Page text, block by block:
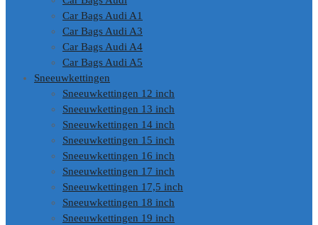
Car Bags Audi A1
Car Bags Audi A3
Car Bags Audi A4
Car Bags Audi A5
Sneeuwkettingen
Sneeuwkettingen 12 inch
Sneeuwkettingen 13 inch
Sneeuwkettingen 14 inch
Sneeuwkettingen 15 inch
Sneeuwkettingen 16 inch
Sneeuwkettingen 17 inch
Sneeuwkettingen 17,5 inch
Sneeuwkettingen 18 inch
Sneeuwkettingen 19 inch